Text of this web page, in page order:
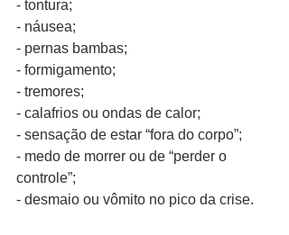
- tontura;
- náusea;
- pernas bambas;
- formigamento;
- tremores;
- calafrios ou ondas de calor;
- sensação de estar “fora do corpo”;
- medo de morrer ou de “perder o
controle”;
- desmaio ou vômito no pico da crise.